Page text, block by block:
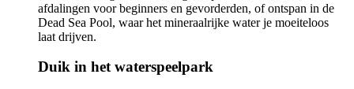
afdalingen voor beginners en gevorderden, of ontspan in de
Dead Sea Pool, waar het mineraalrijke water je moeiteloos
laat drijven.
Duik in het waterspeelpark